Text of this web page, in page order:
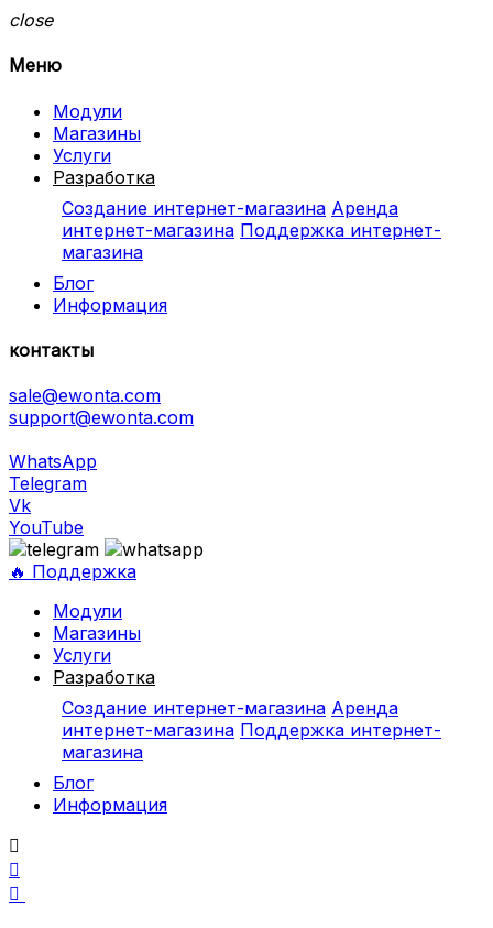
close
Меню
Модули
Магазины
Услуги
Разработка
Создание интернет-магазина Аренда
интернет-магазина Поддержка интернет-
магазина
Блог
Информация
контакты
sale@ewonta.com
support@ewonta.com
WhatsApp
Telegram
Vk
YouTube
🔥 Поддержка
Модули
Магазины
Услуги
Разработка
Создание интернет-магазина Аренда
интернет-магазина Поддержка интернет-
магазина
Блог
Информация


